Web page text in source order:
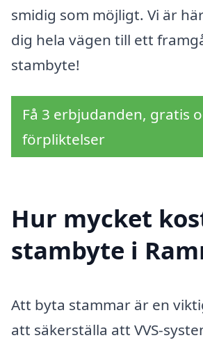
smidig som möjligt. Vi är
dig hela vägen till ett
stambyte!
Få 3 erbjudanden, gratis
förpliktelser
Hur mycket
stambyte i
Att byta stammar är en
att säkerställa att VVS-